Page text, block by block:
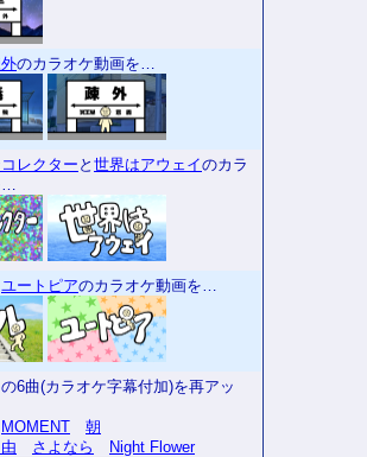
のカラオケ動画を…
レクターと 世界はアウェイのカラ
…
ユートピアのカラオケ動画を…
6曲(カラオケ字幕付加)を再アッ
MOMENT
朝
さよなら Night Flower